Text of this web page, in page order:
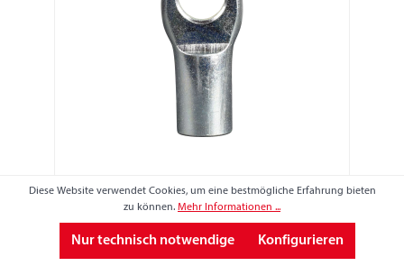
Auge, Stahl, Ø 8,1, Länge 24 mm, M6
Diese Website verwendet Cookies, um eine bestmögliche Erfahrung bieten
zu können. Mehr Informationen ...
Nur technisch notwendige Konfigurieren